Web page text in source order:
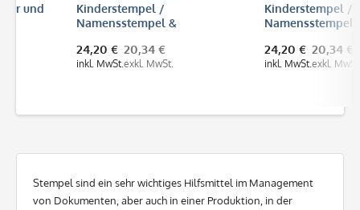
Kinderstempel /
Namensstempel &
Trodat Printy 4912
20,34 €
exkl. MwSt.
Kinderstempel /
Namensstempel &
Trodat Printy 4912
20,34 €
exkl. MwSt.
Stempel sind ein sehr wichtiges Hilfsmittel im Management
von Dokumenten, aber auch in einer Produktion, in der